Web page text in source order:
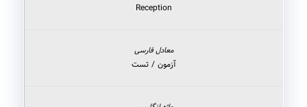
Reception
آزمون / تست